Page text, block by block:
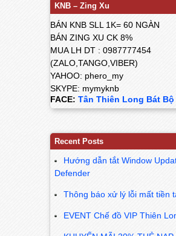
KNB – Zing Xu
BÁN KNB SLL 1K= 60 NGÀN
BÁN ZING XU CK 8%
MUA LH DT : 0987777454
(ZALO,TANGO,VIBER)
YAHOO: phero_my
SKYPE: mymyknb
FACE: Tân Thiên Long Bát Bộ
Recent Posts
Hướng dẫn tắt Window
Defender
Thông báo xử lý lỗi mất tiền
EVENT Chế đồ VIP Thiên